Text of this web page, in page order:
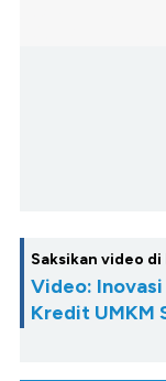
Saksikan video di
Video:
Kredit UMKM